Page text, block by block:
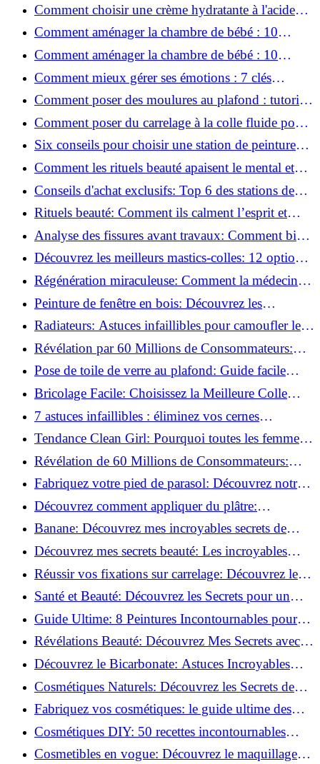
Comment choisir une crème hydratante à l'acide
hyaluronique et niacinamide ?
Comment aménager la chambre de bébé : 10
conseils sécurité, déco et rangement
Comment aménager la chambre de bébé : 10
conseils sécurité, déco et rangement
Comment mieux gérer ses émotions : 7 clés
pratiques
Comment poser des moulures au plafond : tutoriel
vidéo pas à pas ?
Comment poser du carrelage à la colle fluide pour
un rendu professionnel ?
Six conseils pour choisir une station de peinture
basse pression
Comment les rituels beauté apaisent le mental et
créent des moments pour soi ?
Conseils d'achat exclusifs: Top 6 des stations de
peinture basse pression incontournables!
Rituels beauté: Comment ils calment l’esprit et
chouchoutent votre âme!
Analyse des fissures avant travaux: Comment bien
préparer vos surfaces!
Découvrez les meilleurs mastics-colles: 12 options
dès 6,70 €!
Régénération miraculeuse: Comment la médecine
régénérative peut restaurer votre confiance!
Peinture de fenêtre en bois: Découvrez les
techniques infaillibles pour un résultat parfait!
Radiateurs: Astuces infaillibles pour camoufler les
tuyaux apparents!
Révélation par 60 Millions de Consommateurs:
Découvrez le sérum anti-rides numéro un!
Pose de toile de verre au plafond: Guide facile
pour débutants!
Bricolage Facile: Choisissez la Meilleure Colle
pour Chaque Matériau!
7 astuces infaillibles : éliminez vos cernes
rapidement !
Tendance Clean Girl: Pourquoi toutes les femmes
l'adoptent?
Révélation de 60 Millions de Consommateurs:
Découvrez le meilleur fond de teint pour votre
peau!
Fabriquez votre pied de parasol: Découvrez notre
tutoriel facile !
Découvrez comment appliquer du plâtre:
Techniques pour un mur intérieur parfait!
Banane: Découvrez mes incroyables secrets de
beauté!
Découvrez mes secrets beauté: Les incroyables
vertus du curcuma!
Réussir vos fixations sur carrelage: Découvrez les
astuces infaillibles !
Santé et Beauté: Découvrez les Secrets pour un
Bien-être Optimal!
Guide Ultime: 8 Peintures Incontournables pour
Bois Extérieurs!
Révélations Beauté: Découvrez Mes Secrets avec le
Thé Vert Matcha!
Découvrez le Bicarbonate: Astuces Incroyables
pour Votre Quotidien!
Cosmétiques Naturels: Découvrez les Secrets de
Beauté Éco-responsables!
Fabriquez vos cosmétiques: le guide ultime des
produits de beauté maison!
Cosmétiques DIY: 50 recettes incontournables
pour sublimer votre beauté naturelle!
Cosmetibles en vogue: Découvrez le maquillage